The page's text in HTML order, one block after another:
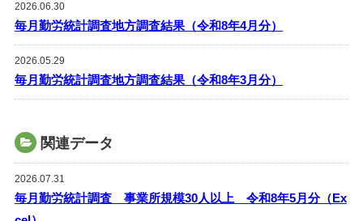
2026.06.30
毎月勤労統計調査地方調査結果（令和8年4月分）
2026.05.29
毎月勤労統計調査地方調査結果（令和8年3月分）
関連データ
2026.07.31
毎月勤労統計調査 事業所規模30人以上 令和8年5月分（Ex